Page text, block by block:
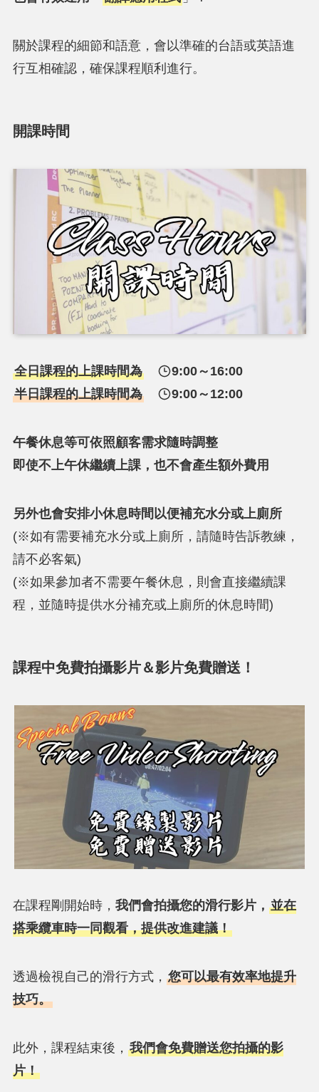
關於課程的細節和語意，會以準確的台語或英語進
行互相確認，確保課程順利進行。
開課時間
全日課程的上課時間為
9:00～16:00
半日課程的上課時間為
9:00～12:00
午餐休息等可依照顧客需求隨時調整
即使不上午休繼續上課，也不會產生額外費用
另外也會安排小休息時間以便補充水分或上廁所
(※如有需要補充水分或上廁所，請隨時告訴教練，
請不必客氣)
(※如果參加者不需要午餐休息，則會直接繼續課
程，並隨時提供水分補充或上廁所的休息時間)
課程中免費拍攝影片＆影片免費贈送！
在課程剛開始時， 我們會拍攝您的滑行影片， 並在
搭乘纜車時一同觀看，提供改進建議！
透過檢視自己的滑行方式， 您可以最有效率地提升
技巧。
此外，課程結束後， 我們會免費贈送您拍攝的影
片！